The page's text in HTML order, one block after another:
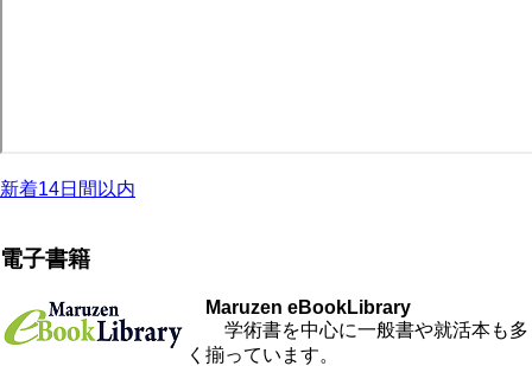
新着14日間以内
電子書籍
Maruzen eBookLibrary
学術書を中心に一般書や就活本も多
く揃っています。